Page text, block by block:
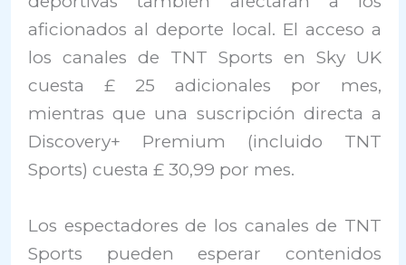
aficionados al deporte local. El acceso a
los canales de TNT Sports en Sky UK
cuesta £ 25 adicionales por mes,
mientras que una suscripción directa a
Discovery+ Premium (incluido TNT
Sports) cuesta £ 30,99 por mes.
Los espectadores de los canales de TNT
Sports pueden esperar contenidos